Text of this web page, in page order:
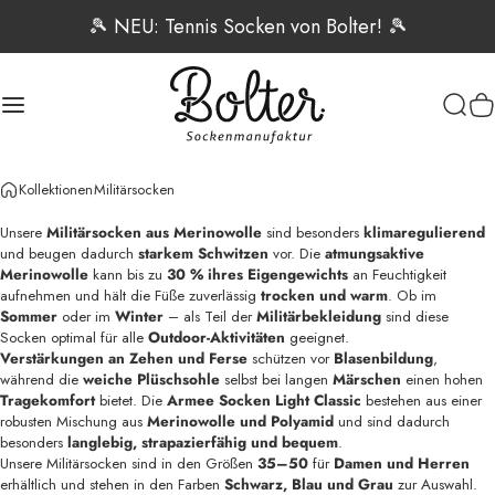
Direkt zum Inhalt
🎾 NEU: Tennis Socken von Bolter! 🎾
Seitennavigation Bolter Sockenmanufaktur
KollektionenMilitärsocken
Unsere Militärsocken aus Merinowolle sind besonders klimaregulierend
und beugen dadurch starkem Schwitzen vor. Die atmungsaktive
Merinowolle kann bis zu 30 % ihres Eigengewichts an Feuchtigkeit
aufnehmen und hält die Füße zuverlässig trocken und warm. Ob im
Sommer oder im Winter – als Teil derMilitärbekleidung sind diese
Socken optimal für alle Outdoor-Aktivitäten geeignet.
Verstärkungen an Zehen und Ferse schützen vor Blasenbildung,
während die weiche Plüschsohle selbst bei langen Märschen einen hohen
Tragekomfortbietet. Die Armee Socken Light Classic bestehen aus einer
robusten Mischung aus Merinowolle und Polyamid und sind dadurch
besonders langlebig, strapazierfähig und bequem.
Unsere Militärsocken sind in den Größen 35–50 für Damen und Herren
erhältlich und stehen in den Farben Schwarz, Blau und Grau zur Auswahl.